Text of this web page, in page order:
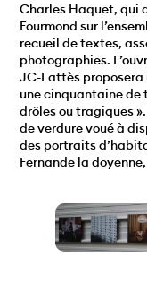
Charles Haquet, qui
Fourmond sur
recueil de textes,
photographies.
JC-Lattès proposera
une cinquantaine de
drôles ou tragiques
de verdure voué à
des portraits
Fernande la